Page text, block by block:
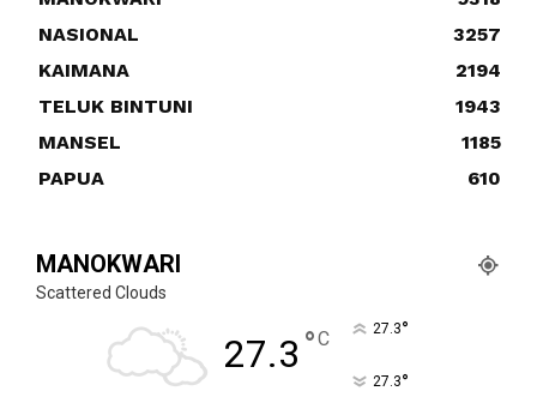
NASIONAL
3257
KAIMANA
2194
TELUK BINTUNI
1943
MANSEL
1185
PAPUA
610
MANOKWARI
Scattered Clouds
27.3 °C 27.3°
27.3°